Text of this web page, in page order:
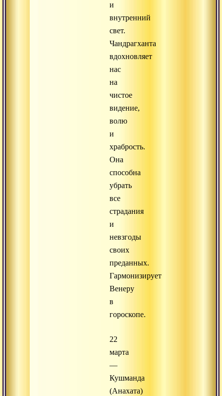
и
внутренний
свет.
Чандрагханта
вдохновляет
нас
на
чистое
видение,
волю
и
храбрость.
Она
способна
убрать
все
страдания
и
невзгоды
своих
преданных.
Гармонизирует
Венеру
в
гороскопе.
22
марта
—
Кушманда
(Анахата)